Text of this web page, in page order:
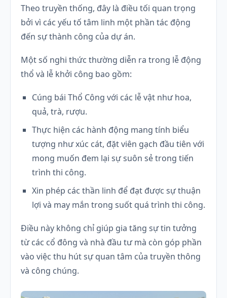
Theo truyền thống, đây là điều tối quan trọng
bởi vì các yếu tố tâm linh một phần tác động
đến sự thành công của dự án.
Một số nghi thức thường diễn ra trong lễ động
thổ và lễ khởi công bao gồm:
Cúng bái Thổ Công với các lễ vật như hoa,
quả, trà, rượu.
Thực hiện các hành động mang tính biểu
tượng như xúc cát, đặt viên gạch đầu tiên với
mong muốn đem lại sự suôn sẻ trong tiến
trình thi công.
Xin phép các thần linh để đạt được sự thuận
lợi và may mắn trong suốt quá trình thi công.
Điều này không chỉ giúp gia tăng sự tin tưởng
từ các cổ đông và nhà đầu tư mà còn góp phần
vào việc thu hút sự quan tâm của truyền thông
và công chúng.